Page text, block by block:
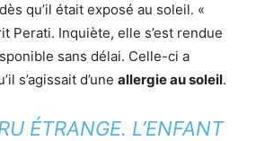
qu’il était exposé au soleil. «
Perati. Inquiète, elle s’est rendue
sans délai. Celle-ci a
s’agissait d’une allergie au soleil.
ÉTRANGE. L’ENFANT